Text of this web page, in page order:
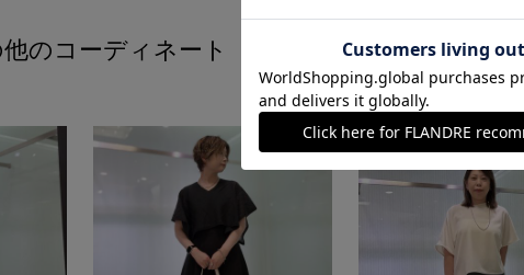
のコーディネート